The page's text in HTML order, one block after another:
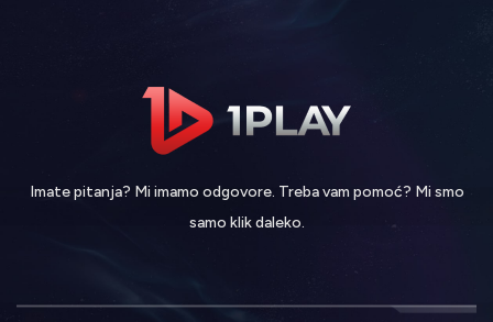
Imate pitanja? Mi imamo odgovore. Treba vam pomoć? Mi smo
samo klik daleko.